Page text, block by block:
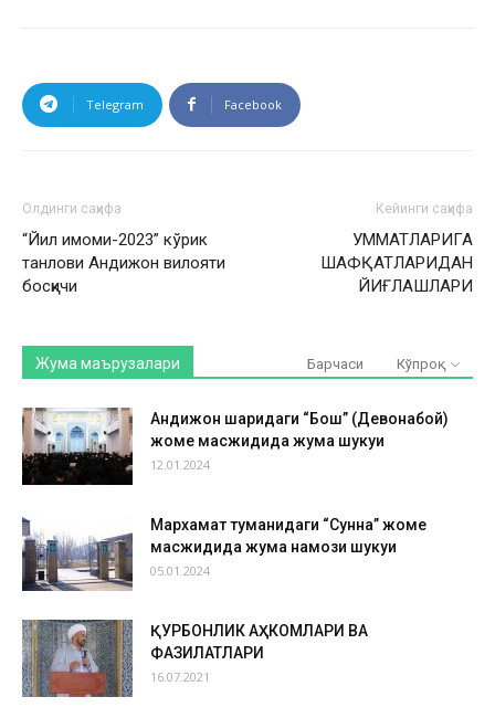
Telegram Facebook
Олдинги саҳифа
“Йил имоми-2023” кўрик
танлови Андижон вилояти
босқичи
Кейинги саҳифа
УММАТЛАРИГА
ШАФҚАТЛАРИДАН
ЙИҒЛАШЛАРИ
Жума маърузалари Барчаси Кўпроқ
Андижон шаҳридаги “Бош” (Девонабой)
жоме масжидида жума шукуҳи
12.01.2024
Мархамат туманидаги “Сунна” жоме
масжидида жума намози шукуҳи
05.01.2024
ҚУРБОНЛИК АҲКОМЛАРИ ВА
ФАЗИЛАТЛАРИ
16.07.2021